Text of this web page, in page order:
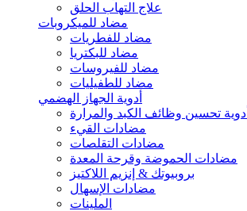
علاج التهاب الحلق
مضاد للميكروبات
مضاد للفطريات
مضاد للبكتريا
مضاد للفيروسات
مضاد للطفيليات
أدوية الجهاز الهضمي
أدوية تحسين وظائف الكبد والمرارة
مضادات القيء
مضادات التقلصات
مضادات الحموضة وقرحة المعدة
بروبيوتك & إنزيم اللاكتيز
مضادات الإسهال
الملينات